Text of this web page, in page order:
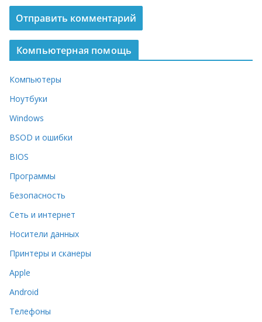
Компьютерная помощь
Компьютеры
Ноутбуки
Windows
BSOD и ошибки
BIOS
Программы
Безопасность
Сеть и интернет
Носители данных
Принтеры и сканеры
Apple
Android
Телефоны